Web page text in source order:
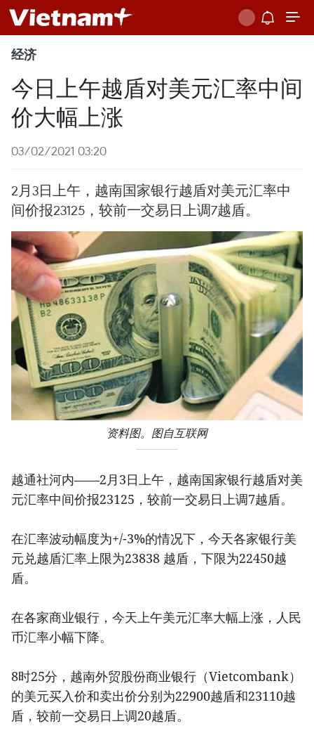
经济
今日上午越盾对美元汇率中间
价大幅上涨
03/02/2021 03:20
2月3日上午，越南国家银行越盾对美元汇率中
间价报23125，较前一交易日上调7越盾。
资料图。图自互联网
越通社河内——2月3日上午，越南国家银行越盾对美
元汇率中间价报23125，较前一交易日上调7越盾。
在汇率波动幅度为+/-3%的情况下，今天各家银行美
元兑越盾汇率上限为23838 越盾，下限为22450越
盾。
在各家商业银行，今天上午美元汇率大幅上涨，人民
币汇率小幅下降。
8时25分，越南外贸股份商业银行（Vietcombank）
的美元买入价和卖出价分别为22900越盾和23110越
盾，较前一交易日上调20越盾。